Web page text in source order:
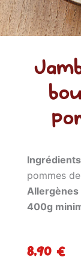
pommes
Allergènes
400g
8,90 €